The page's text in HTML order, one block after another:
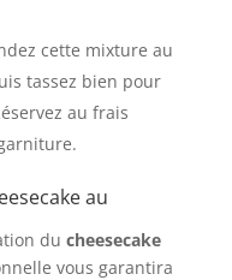
cette mixture au
tassez bien pour
au frais
au
du cheesecake
vous garantira